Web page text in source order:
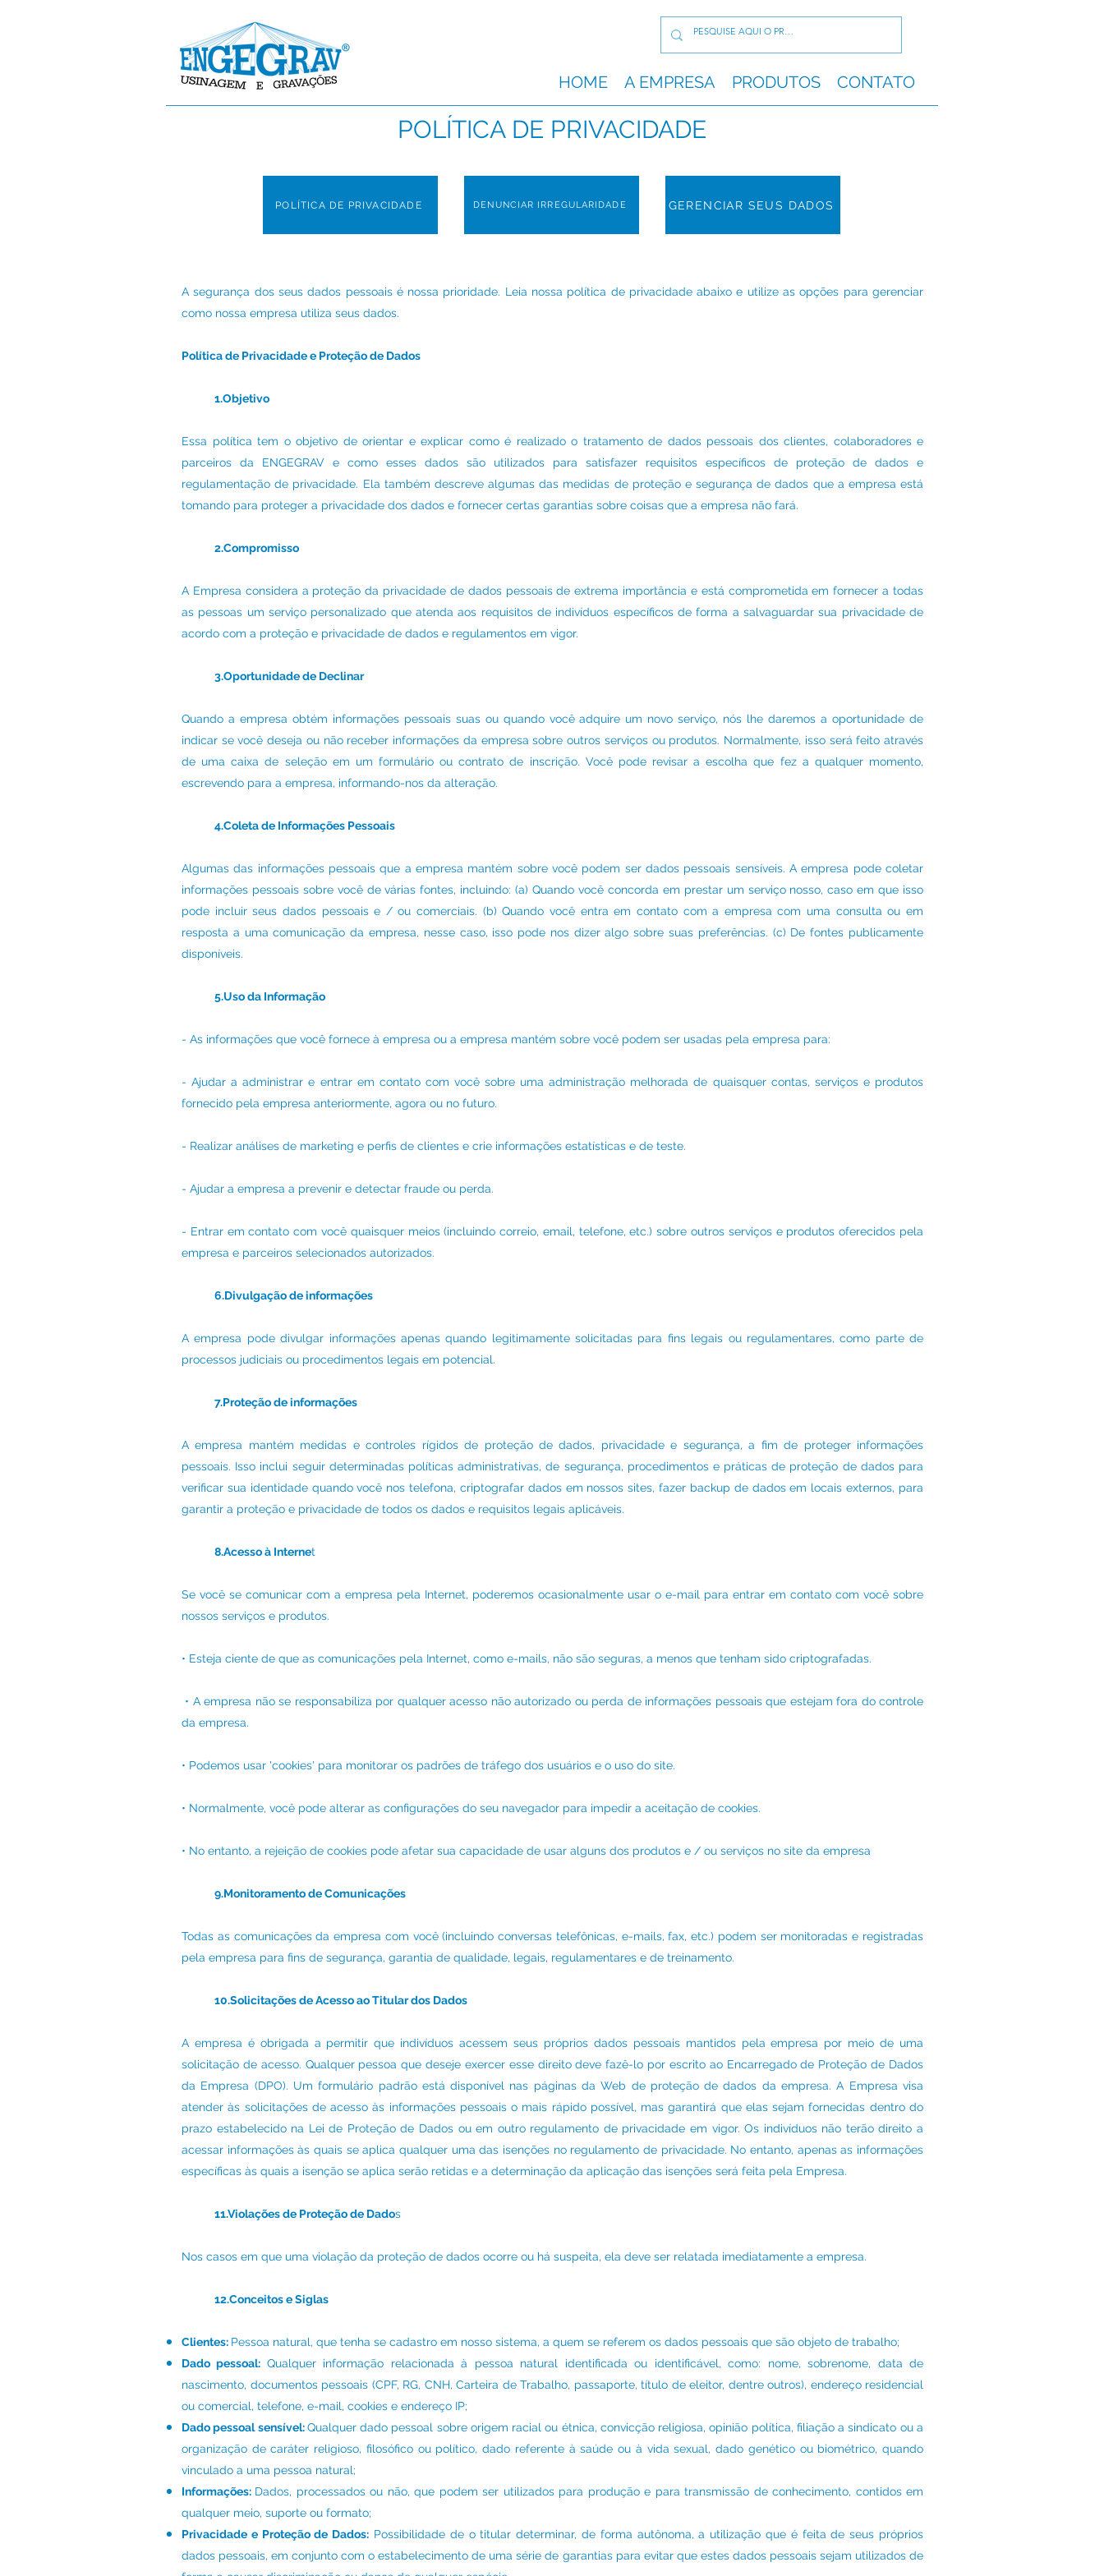
HOME A EMPRESA PRODUTOS CONTATO
POLÍTICA DE PRIVACIDADE
POLÍTICA DE PRIVACIDADE DENUNCIAR IRREGULARIDADE GERENCIAR SEUS DADOS
A segurança dos seus dados pessoais é nossa prioridade. Leia nossa política de privacidade abaixo e utilize as opções para gerenciar
como nossa empresa utiliza seus dados.
Política de Privacidade e Proteção de Dados
1.Objetivo
Essa política tem o objetivo de orientar e explicar como é realizado o tratamento de dados pessoais dos clientes, colaboradores e
parceiros da ENGEGRAV e como esses dados são utilizados para satisfazer requisitos específicos de proteção de dados e
regulamentação de privacidade. Ela também descreve algumas das medidas de proteção e segurança de dados que a empresa está
tomando para proteger a privacidade dos dados e fornecer certas garantias sobre coisas que a empresa não fará.
2.Compromisso
A Empresa considera a proteção da privacidade de dados pessoais de extrema importância e está comprometida em fornecer a todas
as pessoas um serviço personalizado que atenda aos requisitos de indivíduos específicos de forma a salvaguardar sua privacidade de
acordo com a proteção e privacidade de dados e regulamentos em vigor.
3.Oportunidade de Declinar
Quando a empresa obtém informações pessoais suas ou quando você adquire um novo serviço, nós lhe daremos a oportunidade de
indicar se você deseja ou não receber informações da empresa sobre outros serviços ou produtos. Normalmente, isso será feito através
de uma caixa de seleção em um formulário ou contrato de inscrição. Você pode revisar a escolha que fez a qualquer momento,
escrevendo para a empresa, informando-nos da alteração.
4.Coleta de Informações Pessoais
Algumas das informações pessoais que a empresa mantém sobre você podem ser dados pessoais sensíveis. A empresa pode coletar
informações pessoais sobre você de várias fontes, incluindo: (a) Quando você concorda em prestar um serviço nosso, caso em que isso
pode incluir seus dados pessoais e / ou comerciais. (b) Quando você entra em contato com a empresa com uma consulta ou em
resposta a uma comunicação da empresa, nesse caso, isso pode nos dizer algo sobre suas preferências. (c) De fontes publicamente
disponíveis.
5.Uso da Informação
- As informações que você fornece à empresa ou a empresa mantém sobre você podem ser usadas pela empresa para:
- Ajudar a administrar e entrar em contato com você sobre uma administração melhorada de quaisquer contas, serviços e produtos
fornecido pela empresa anteriormente, agora ou no futuro.
- Realizar análises de marketing e perfis de clientes e crie informações estatísticas e de teste.
- Ajudar a empresa a prevenir e detectar fraude ou perda.
- Entrar em contato com você quaisquer meios (incluindo correio, email, telefone, etc.) sobre outros serviços e produtos oferecidos pela
empresa e parceiros selecionados autorizados.
6.Divulgação de informações
A empresa pode divulgar informações apenas quando legitimamente solicitadas para fins legais ou regulamentares, como parte de
processos judiciais ou procedimentos legais em potencial.
7.Proteção de informações
A empresa mantém medidas e controles rígidos de proteção de dados, privacidade e segurança, a fim de proteger informações
pessoais. Isso inclui seguir determinadas políticas administrativas, de segurança, procedimentos e práticas de proteção de dados para
verificar sua identidade quando você nos telefona, criptografar dados em nossos sites, fazer backup de dados em locais externos, para
garantir a proteção e privacidade de todos os dados e requisitos legais aplicáveis.
8.Acesso à Internet
Se você se comunicar com a empresa pela Internet, poderemos ocasionalmente usar o e-mail para entrar em contato com você sobre
nossos serviços e produtos.
• Esteja ciente de que as comunicações pela Internet, como e-mails, não são seguras, a menos que tenham sido criptografadas.
• A empresa não se responsabiliza por qualquer acesso não autorizado ou perda de informações pessoais que estejam fora do controle
da empresa.
• Podemos usar 'cookies' para monitorar os padrões de tráfego dos usuários e o uso do site.
• Normalmente, você pode alterar as configurações do seu navegador para impedir a aceitação de cookies.
• No entanto, a rejeição de cookies pode afetar sua capacidade de usar alguns dos produtos e / ou serviços no site da empresa
9.Monitoramento de Comunicações
Todas as comunicações da empresa com você (incluindo conversas telefônicas, e-mails, fax, etc.) podem ser monitoradas e registradas
pela empresa para fins de segurança, garantia de qualidade, legais, regulamentares e de treinamento.
10.Solicitações de Acesso ao Titular dos Dados
A empresa é obrigada a permitir que indivíduos acessem seus próprios dados pessoais mantidos pela empresa por meio de uma
solicitação de acesso. Qualquer pessoa que deseje exercer esse direito deve fazê-lo por escrito ao Encarregado de Proteção de Dados
da Empresa (DPO). Um formulário padrão está disponível nas páginas da Web de proteção de dados da empresa. A Empresa visa
atender às solicitações de acesso às informações pessoais o mais rápido possível, mas garantirá que elas sejam fornecidas dentro do
prazo estabelecido na Lei de Proteção de Dados ou em outro regulamento de privacidade em vigor. Os indivíduos não terão direito a
acessar informações às quais se aplica qualquer uma das isenções no regulamento de privacidade. No entanto, apenas as informações
específicas às quais a isenção se aplica serão retidas e a determinação da aplicação das isenções será feita pela Empresa.
11.Violações de Proteção de Dados
Nos casos em que uma violação da proteção de dados ocorre ou há suspeita, ela deve ser relatada imediatamente a empresa.
12.Conceitos e Siglas
Clientes: Pessoa natural, que tenha se cadastro em nosso sistema, a quem se referem os dados pessoais que são objeto de trabalho;
Dado pessoal: Qualquer informação relacionada à pessoa natural identificada ou identificável, como: nome, sobrenome, data de
nascimento, documentos pessoais (CPF, RG, CNH, Carteira de Trabalho, passaporte, título de eleitor, dentre outros), endereço residencial
ou comercial, telefone, e-mail, cookies e endereço IP;
Dado pessoal sensível:Qualquer dado pessoal sobre origem racial ou étnica, convicção religiosa, opinião política, filiação a sindicato ou a
organização de caráter religioso, filosófico ou político, dado referente à saúde ou à vida sexual, dado genético ou biométrico, quando
vinculado a uma pessoa natural;
Informações: Dados, processados ou não, que podem ser utilizados para produção e para transmissão de conhecimento, contidos em
qualquer meio, suporte ou formato;
Privacidade e Proteção de Dados: Possibilidade de o titular determinar, de forma autônoma, a utilização que é feita de seus próprios
dados pessoais, em conjunto com o estabelecimento de uma série de garantias para evitar que estes dados pessoais sejam utilizados de